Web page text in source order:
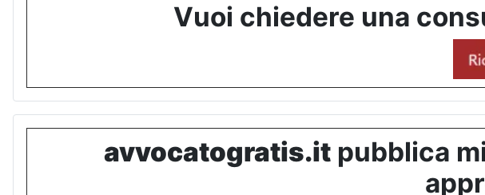
Vuoi chiedere una
avvocatogratis.it pubblica